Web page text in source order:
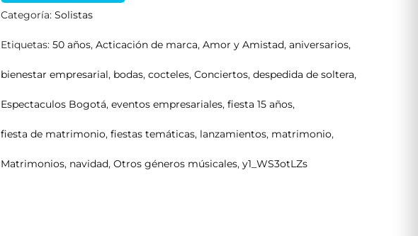
Categoría:Solistas
Etiquetas:50 años,Acticación de marca,Amor y Amistad,aniversarios,
bienestar empresarial, bodas,cocteles,Conciertos,despedida de soltera,
Espectaculos Bogotá,eventos empresariales,fiesta 15 años,
fiesta de matrimonio,fiestas temáticas, lanzamientos, matrimonio,
Matrimonios, navidad,Otros géneros músicales,y1_WS3otLZs